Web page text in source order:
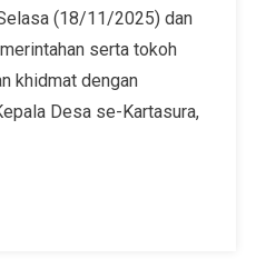
(18/11/2025) dan
serta tokoh
khidmat dengan
Desa se-Kartasura,